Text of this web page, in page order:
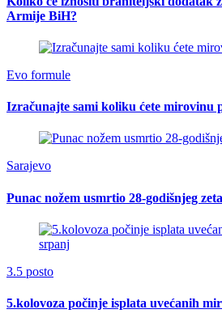
Armije BiH?
Evo formule
Izračunajte sami koliku ćete mirovinu
Sarajevo
Punac nožem usmrtio 28-godišnjeg zeta
3.5 posto
5.kolovoza počinje isplata uvećanih